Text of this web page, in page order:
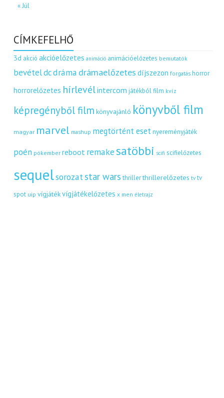
« Júl
CÍMKEFELHŐ
3d akció akcióelőzetes animáció animációelőzetes bemutatók
bevételdcdráma drámaelőzetes díjszezon forgatás horror
horrorelőzetes hírlevélintercom játékból film kvíz
képregényből film könyvajánló könyvből film
magyar marvel mashup megtörtént eset nyereményjáték
poén pókember reboot remakesatöbbi scifi scifielőzetes
sequelsorozatstar wars thriller thrillerelőzetes tv tv
spot uip vígjátékvígjátékelőzetes x men életrajz